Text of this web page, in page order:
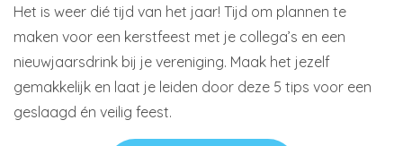
Het is weer dié tijd van het jaar! Tijd om plannen te
maken voor een kerstfeest met je collega’s en een
nieuwjaarsdrink bij je vereniging. Maak het jezelf
gemakkelijk en laat je leiden door deze 5 tips voor een
geslaagd én veilig feest.